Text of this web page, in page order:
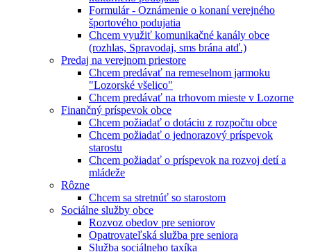
Formulár - Oznámenie o konaní verejného
športového podujatia
Chcem využiť komunikačné kanály obce
(rozhlas, Spravodaj, sms brána atď.)
Predaj na verejnom priestore
Chcem predávať na remeselnom jarmoku
"Lozorské všelico"
Chcem predávať na trhovom mieste v Lozorne
Finančný príspevok obce
Chcem požiadať o dotáciu z rozpočtu obce
Chcem požiadať o jednorazový príspevok
starostu
Chcem požiadať o príspevok na rozvoj detí a
mládeže
Rôzne
Chcem sa stretnúť so starostom
Sociálne služby obce
Rozvoz obedov pre seniorov
Opatrovateľská služba pre seniora
Služba sociálneho taxíka